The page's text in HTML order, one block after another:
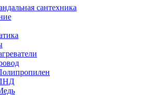
сантехника